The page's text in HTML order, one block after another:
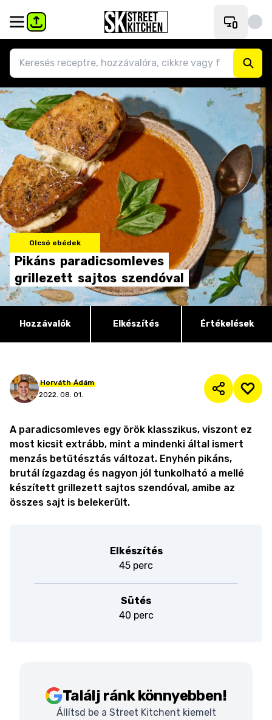
Olcsó ebédek
Pikáns paradicsomleves
grillezett sajtos szendóval
Hozzávalók Elkészítés Értékelések
Horváth Ádám
2022. 08. 01.
A paradicsomleves egy örök klasszikus, viszont ez
most kicsit extrább, mint a mindenki által ismert
menzás betűtésztás változat. Enyhén pikáns,
brutál ízgazdag és nagyon jól tunkolható a mellé
készített grillezett sajtos szendóval, amibe az
összes sajt is belekerült.
Elkészítés
45 perc
Sütés
40 perc
Találj ránk könnyebben!
Állítsd be a Street Kitchent kiemelt